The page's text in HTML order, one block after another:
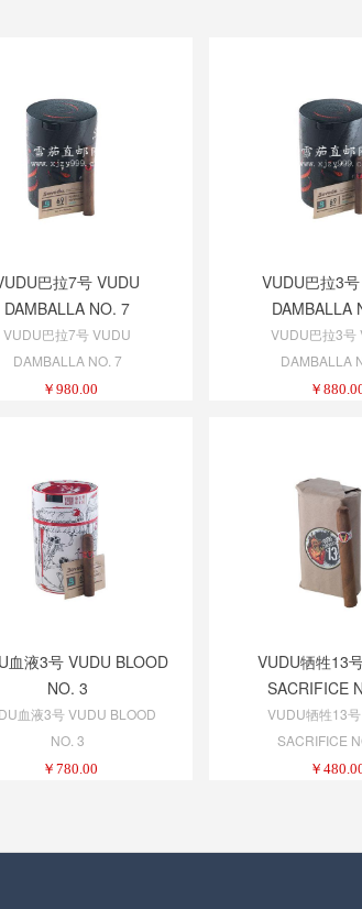
巴拉7号 VUDU
DAMBALLA NO. 7
VUDU巴拉7号 VUDU
DAMBALLA NO. 7
￥ 980.00
VUDU巴拉3
DAMBALLA
VUDU巴拉3号
DAMBALLA
￥
血液3号 VUDU BLOOD
NO. 3
血液3号 VUDU BLOOD
NO. 3
￥ 780.00
VUDU牺牲13
SACRIFICE
VUDU牺牲13
SACRIFICE
￥